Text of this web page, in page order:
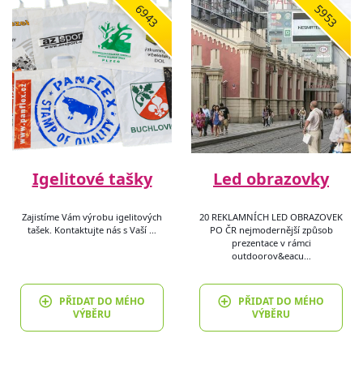
6943
Igelitové tašky
Zajistíme Vám výrobu igelitových
tašek. Kontaktujte nás s Vaší …
PŘIDAT DO MÉHO
VÝBĚRU
5953
Led obrazovky
20 REKLAMNÍCH LED OBRAZOVEK
PO ČR nejmodernější způsob
prezentace v rámci
outdoorov&eacu…
PŘIDAT DO MÉHO
VÝBĚRU